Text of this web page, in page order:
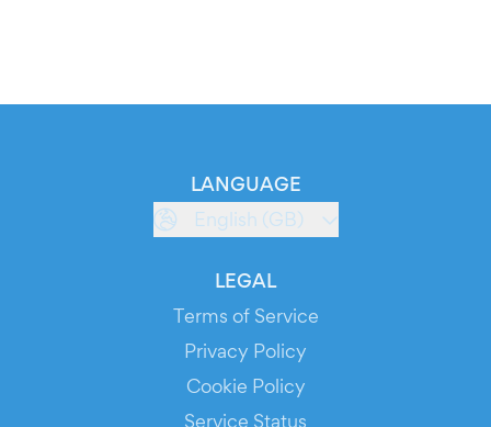
LANGUAGE
English (GB)
LEGAL
Terms of Service
Privacy Policy
Cookie Policy
Service Status